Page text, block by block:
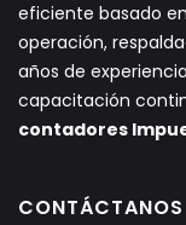
eficiente basado
operación,
años de
capacitación
contadores
CONTÁCTANOS